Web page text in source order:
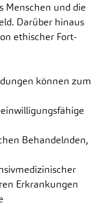
Menschen und die
Darüber hinaus
ethischer Fort-
können zum
Behandelnden,
Erkrankungen